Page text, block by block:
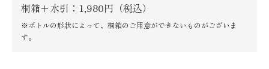
桐箱＋水引：1,980円（税込）
※ボトルの形状によって、桐箱のご用意ができないものがございま
す。